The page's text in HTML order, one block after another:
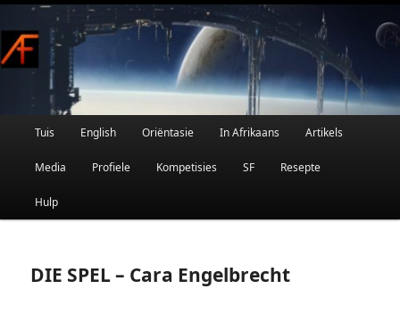
Skip
to
primary
content
Afrikaanse Wetenskapfiksie en Fantasie
Main
Tuis English Oriëntasie In Afrikaans Artikels
Media Profiele Kompetisies SF Resepte
Hulp
DIE SPEL – Cara Engelbrecht